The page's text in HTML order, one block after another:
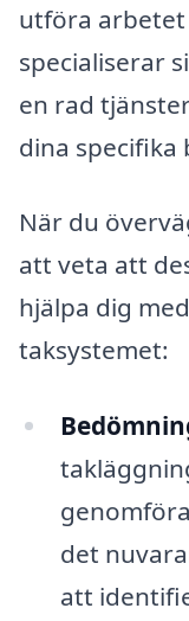
utföra
specialiserar
en rad
dina specifika
När du
att veta att
hjälpa dig
taksystemet:
det
att